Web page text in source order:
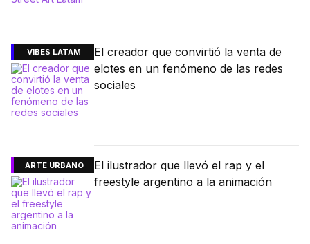
VIBES LATAM
El creador que convirtió la venta de
elotes en un fenómeno de las redes
sociales
ARTE URBANO
El ilustrador que llevó el rap y el
freestyle argentino a la animación